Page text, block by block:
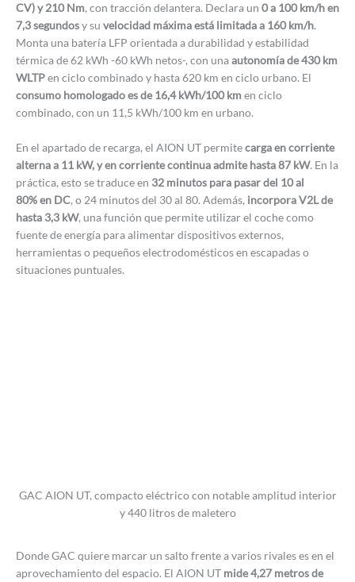
CV) y 210 Nm, con tracción delantera. Declara un 0 a 100 km/h en
7,3 segundosy su velocidad máxima está limitada a 160 km/h.
Monta una batería LFP orientada a durabilidad y estabilidad
térmica de 62 kWh -60 kWh netos-, con unaautonomía de 430 km
WLTPen ciclo combinado y hasta 620 km en ciclo urbano. El
consumo homologado es de 16,4 kWh/100 kmen ciclo
combinado, con un 11,5 kWh/100 km en urbano.
En el apartado de recarga, el AION UT permitecarga en corriente
alterna a 11 kW, y en corriente continua admite hasta 87 kW. En la
práctica, esto se traduce en 32 minutos para pasar del 10 al
80% en DC, o 24 minutos del 30 al 80. Además, incorpora V2L de
hasta 3,3 kW, una función que permite utilizar el coche como
fuente de energía para alimentar dispositivos externos,
herramientas o pequeños electrodomésticos en escapadas o
situaciones puntuales.
GAC AION UT, compacto eléctrico con notable amplitud interior
y 440 litros de maletero
Donde GAC quiere marcar un salto frente a varios rivales es en el
aprovechamiento del espacio. El AION UT mide 4,27 metros de